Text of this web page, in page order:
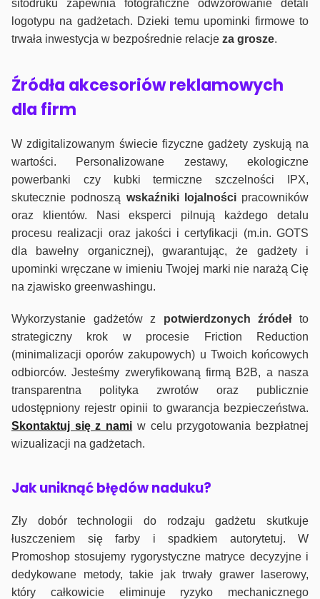
sitodruku zapewnia fotograficzne odwzorowanie detali
logotypu na gadżetach. Dzieki temu upominki firmowe to
trwała inwestycja w bezpośrednie relacje za grosze.
Źródła akcesoriów reklamowych
dla firm
W zdigitalizowanym świecie fizyczne gadżety zyskują na
wartości. Personalizowane zestawy, ekologiczne
powerbanki czy kubki termiczne szczelności IPX,
skutecznie podnoszą wskaźniki lojalnościpracowników
oraz klientów. Nasi eksperci pilnują każdego detalu
procesu realizacji oraz jakości i certyfikacji (m.in. GOTS
dla bawełny organicznej), gwarantując, że gadżety i
upominki wręczane w imieniu Twojej marki nie narażą Cię
na zjawisko greenwashingu.
Wykorzystanie gadżetów z potwierdzonych źródełto
strategiczny krok w procesie Friction Reduction
(minimalizacji oporów zakupowych) u Twoich końcowych
odbiorców. Jesteśmy zweryfikowaną firmą B2B, a nasza
transparentna polityka zwrotów oraz publicznie
udostępniony rejestr opinii to gwarancja bezpieczeństwa.
Skontaktuj się z nami w celu przygotowania bezpłatnej
wizualizacji na gadżetach.
Jak uniknąć błędów naduku?
Zły dobór technologii do rodzaju gadżetu skutkuje
łuszczeniem się farby i spadkiem autorytetuj. W
Promoshop stosujemy rygorystyczne matryce decyzyjne i
dedykowane metody, takie jak trwały grawer laserowy,
który całkowicie eliminuje ryzyko mechanicznego